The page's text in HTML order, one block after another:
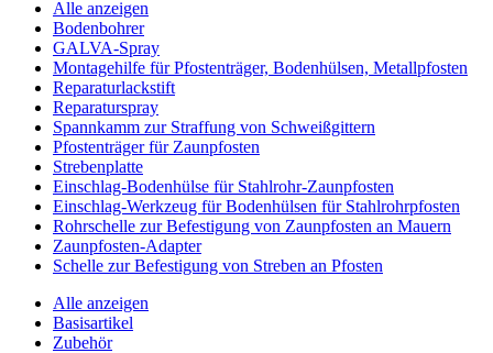
Alle anzeigen
Bodenbohrer
GALVA-Spray
Montagehilfe für Pfostenträger, Bodenhülsen, Metallpfosten
Reparaturlackstift
Reparaturspray
Spannkamm zur Straffung von Schweißgittern
Pfostenträger für Zaunpfosten
Strebenplatte
Einschlag-Bodenhülse für Stahlrohr-Zaunpfosten
Einschlag-Werkzeug für Bodenhülsen für Stahlrohrpfosten
Rohrschelle zur Befestigung von Zaunpfosten an Mauern
Zaunpfosten-Adapter
Schelle zur Befestigung von Streben an Pfosten
Alle anzeigen
Basisartikel
Zubehör